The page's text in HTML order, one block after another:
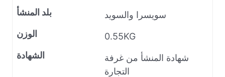
بلد المنشأ
سويسرا والسويد
الوزن
0.55KG
الشهادة
شهادة المنشأ من غرفة
التجارة